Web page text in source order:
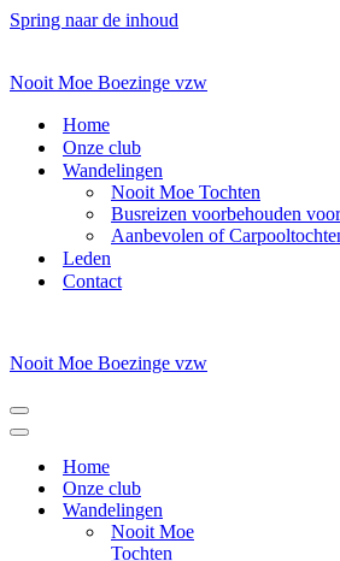
Spring naar de inhoud
Nooit Moe Boezinge vzw
Home
Onze club
Wandelingen
Nooit Moe Tochten
Busreizen voorbehouden
Aanbevolen of
Leden
Contact
Nooit Moe Boezinge vzw
Navigatiemenu
Navigatiemenu
Home
Onze club
Wandelingen
Nooit Moe
Tochten